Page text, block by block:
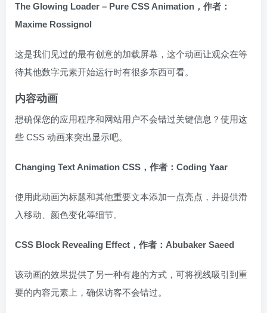
The Glowing Loader – Pure CSS Animation，作者：
Maxime Rossignol
这是我们见过的最有创意的加载屏幕，这个动画让观众在等
待其他数字元素开始运行时有很多东西可看。
内容动画
想确保您的应用程序和网站用户不会错过关键信息？使用这
些 CSS 动画来突出显示吧。
Changing Text Animation CSS，作者：Coding Yaar
使用此动画为标题和其他重要文本添加一点亮点，并提供滑
入移动、颜色变化等细节。
CSS Block Revealing Effect，作者：Abubaker Saeed
该动画的效果提供了另一种有趣的方式，可将视线吸引到重
要的内容元素上，确保访客不会错过。